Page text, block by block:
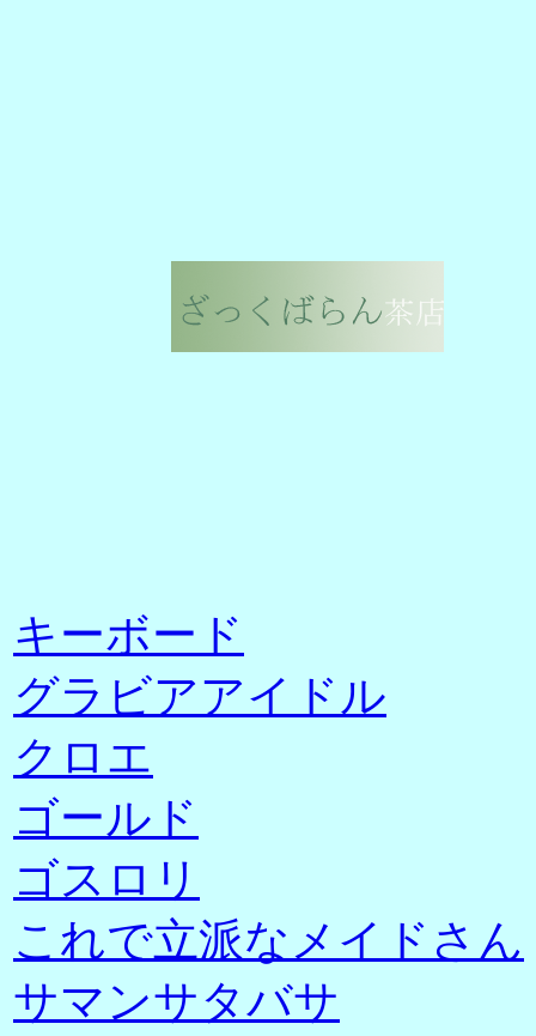
キーボード
グラビアアイドル
クロエ
ゴールド
ゴスロリ
これで立派なメイドさん
サマンサタバサ